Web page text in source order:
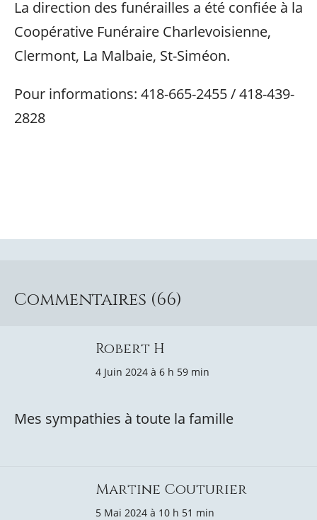
La direction des funérailles a été confiée à la
Coopérative Funéraire Charlevoisienne,
Clermont, La Malbaie, St-Siméon.
Pour informations: 418-665-2455 / 418-439-
2828
Commentaires (66)
Robert H
4 Juin 2024 à 6 h 59 min
Mes sympathies à toute la famille
Martine Couturier
5 Mai 2024 à 10 h 51 min